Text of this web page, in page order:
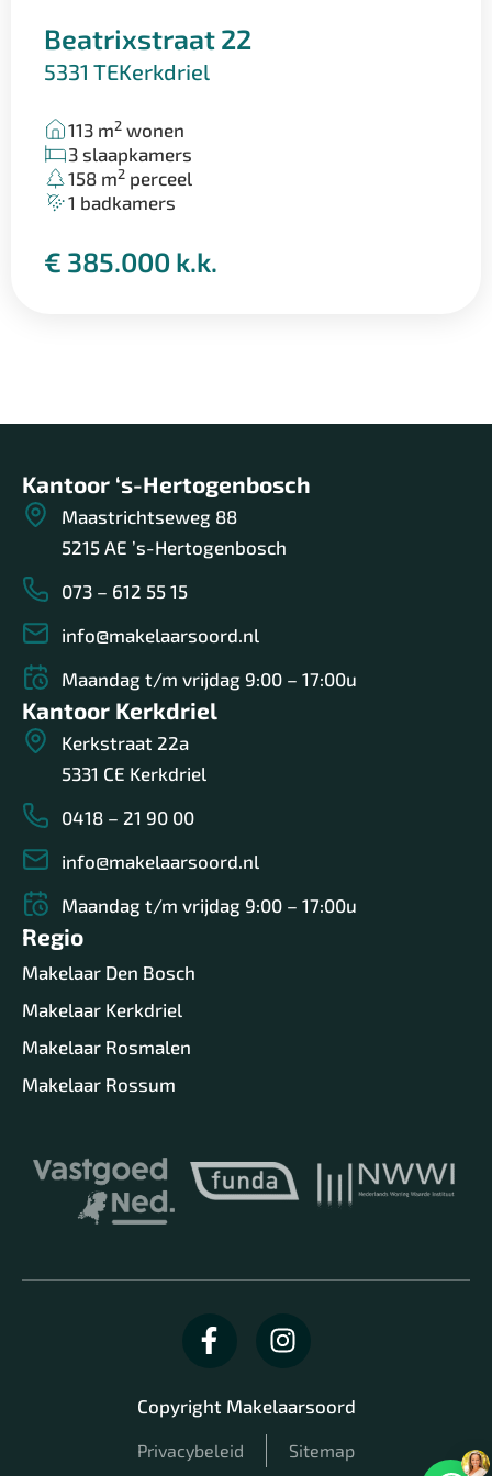
Beatrixstraat 22
5331 TEKerkdriel
113 m2 wonen
3 slaapkamers
158 m2 perceel
1 badkamers
€ 385.000 k.k.
Kantoor ‘s-Hertogenbosch
Maastrichtseweg 88
5215 AE ’s-Hertogenbosch
073 – 612 55 15
info@makelaarsoord.nl
Maandag t/m vrijdag 9:00 – 17:00u
Kantoor Kerkdriel
Kerkstraat 22a
5331 CE Kerkdriel
0418 – 21 90 00
info@makelaarsoord.nl
Maandag t/m vrijdag 9:00 – 17:00u
Regio
Makelaar Den Bosch
Makelaar Kerkdriel
Makelaar Rosmalen
Makelaar Rossum
Copyright Makelaarsoord
Privacybeleid Sitemap